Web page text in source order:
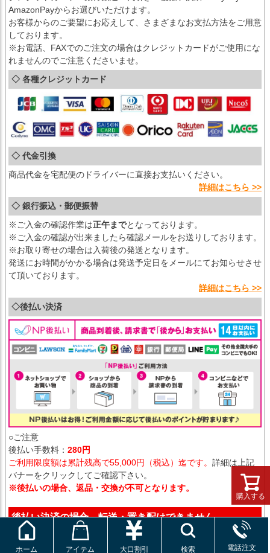
購入する
AmazonPayからお選びいただけます。
お客様からのご要望にお応えして、さまざまなお支払方法をご用意
しております。
※お電話、FAXでのご注文の場合はクレジットカードがご使用にな
れませんのでご注意くださいませ。
◇ 各種クレジットカード
◇ 代金引換
商品代金を宅配便のドライバーに直接お支払いください。
詳細はこちら >>
◇ 銀行振込・郵便振替
※ご入金の確認作業は正午までとなっております。
※ご入金の確認が出来ましたら確認メールをお送りしております。
※お取り寄せの場合は入荷後の発送となります。
発送にお時間がかかる場合は発送予定日をメールにてお知らせさせ
て頂いております。
詳細はこちら >>
◇後払い決済
○ご注意
後払い手数料： 280円
ご利用限度額は累計残高で55,000円（税込）迄です。 詳細は上記
バナーをクリックしてご確認下さい。
※後払いの場合、返品・交換が不可となります。
後払い決済の場合、転送・置き配はできません。
ホーム アイテム 大口割引 検索 電話注文